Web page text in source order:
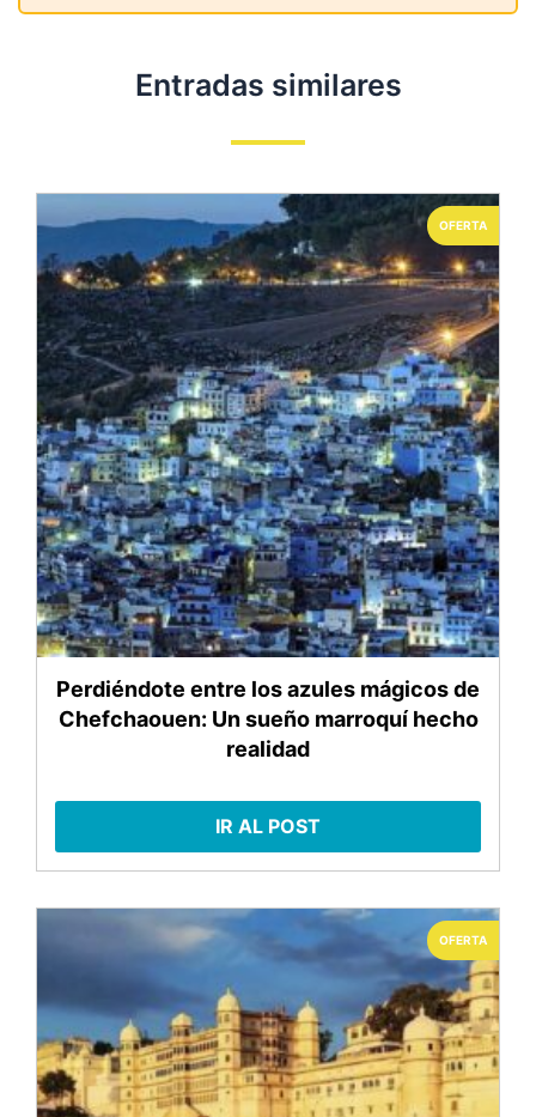
Entradas similares
OFERTA
Perdiéndote entre los azules mágicos de
Chefchaouen: Un sueño marroquí hecho
realidad
IR AL POST
OFERTA